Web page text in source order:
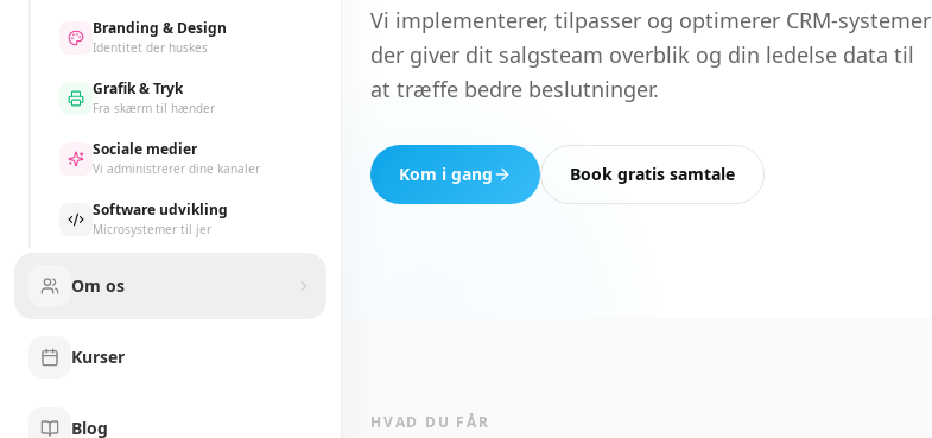
Branding & Design
Identitet der huskes
Grafik & Tryk
Fra skærm til hænder
Sociale medier
Vi administrerer dine kanaler
Software udvikling
Microsystemer til jer
Om os
Kurser
Blog
Vi implementerer, tilpasser og optimerer CRM-systemer
der giver dit salgsteam overblik og din ledelse data til
at træffe bedre beslutninger.
Kom i gang Book gratis samtale
HVAD DU FÅR